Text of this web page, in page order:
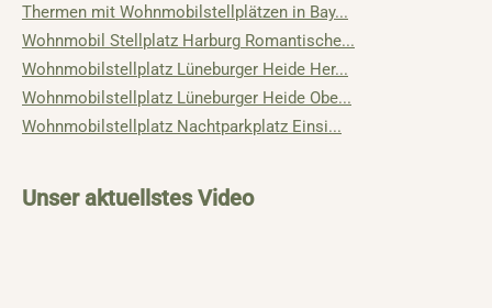
Thermen mit Wohnmobilstellplätzen in Bay...
Wohnmobil Stellplatz Harburg Romantische...
Wohnmobilstellplatz Lüneburger Heide Her...
Wohnmobilstellplatz Lüneburger Heide Obe...
Wohnmobilstellplatz Nachtparkplatz Einsi...
Unser aktuellstes Video